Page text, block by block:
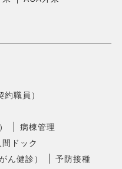
職員）
病棟管理
ドック
ん健診）
予防接種